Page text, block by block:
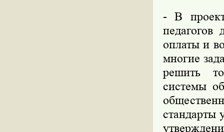
- В
оплаты и
многие
решить
системы
стандарты